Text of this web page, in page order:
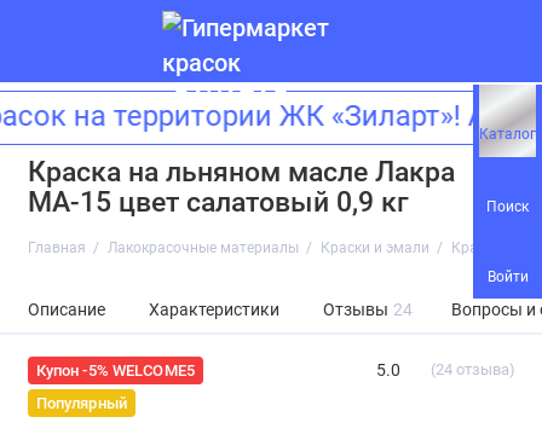
Каталог
Поиск
Войти
на территории ЖК «Зиларт»!
Краска на льняном масле Лакра
МА-15 цвет салатовый 0,9 кг
Главная Лакокрасочные материалы Краски и эмали Краска на
Описание Характеристики Отзывы 24 Вопросы и
Купон -5% WELCOME5
Популярный
5.0 (24 отзыва)